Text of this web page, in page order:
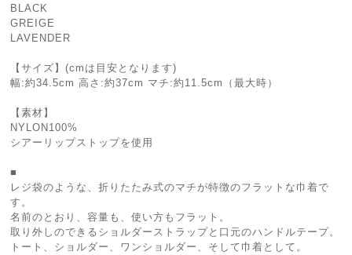
BLACK
GREIGE
LAVENDER
【サイズ】(cmは目安となります)
幅:約34.5cm 高さ:約37cm マチ:約11.5cm（最大時）
【素材】
NYLON100%
シアーリップストップを使用
■
レジ袋のような、折りたたみ式のマチが特徴のフラットな巾着で
す。
名前のとおり、容量も、使い方もフラット。
取り外しのできるショルダーストラップと口元のハンドルテープ。
トート、ショルダー、ワンショルダー、そして巾着として。